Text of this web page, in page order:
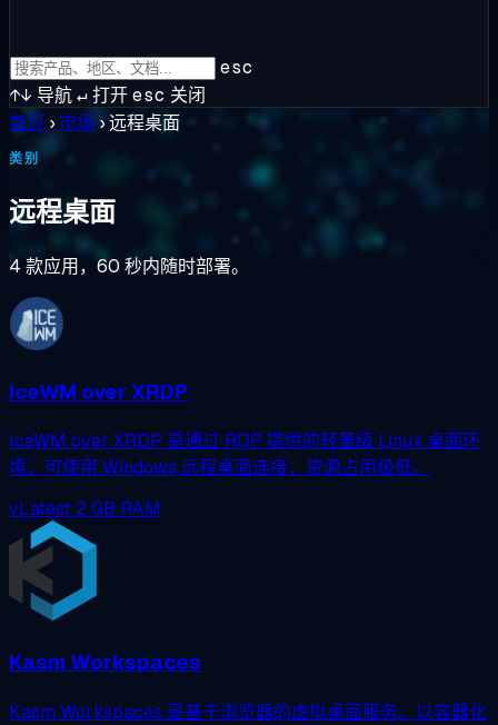
esc
↑↓ 导航↵打开esc 关闭
首页 ›市场 ›远程桌面
类别
远程桌面
4 款应用，60 秒内随时部署。
IceWM over XRDP
IceWM over XRDP 是通过 RDP 提供的轻量级 Linux 桌面环
境，可使用 Windows 远程桌面连接，资源占用极低。
vLatest 2 GB RAM
Kasm Workspaces
Kasm Workspaces 是基于浏览器的虚拟桌面服务。以容器化